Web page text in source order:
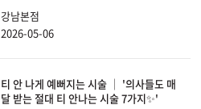
강남본점
2026-05-06
티 안 나게 예뻐지는 시술 │ '의사들도 매
달 받는 절대 티 안나는 시술 7가지✨'